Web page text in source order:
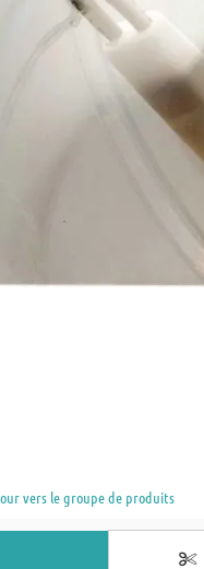
vers le groupe de produits